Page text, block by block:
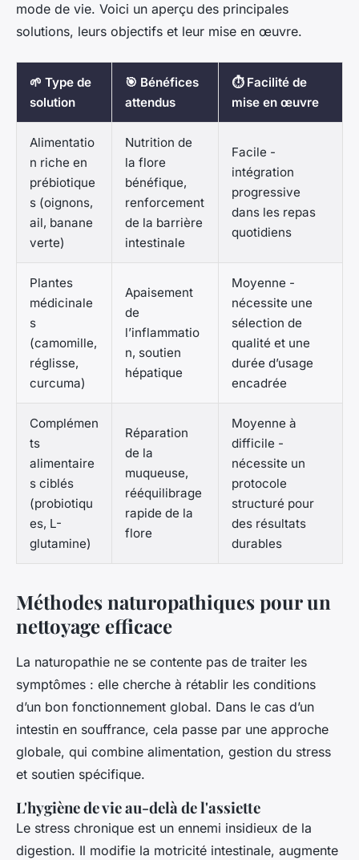
mode de vie. Voici un aperçu des principales
solutions, leurs objectifs et leur mise en œuvre.
🌱 Type de
solution
🎯 Bénéfices
attendus
⏱ Facilité de
mise en œuvre
Alimentatio
n riche en
prébiotique
s (oignons,
ail, banane
verte)
Nutrition de
la flore
bénéfique,
renforcement
de la barrière
intestinale
Facile -
intégration
progressive
dans les repas
quotidiens
Plantes
médicinale
s
(camomille,
réglisse,
curcuma)
Apaisement
de
l’inflammatio
n, soutien
hépatique
Moyenne -
nécessite une
sélection de
qualité et une
durée d’usage
encadrée
Complémen
ts
alimentaire
s ciblés
(probiotiqu
es, L-
glutamine)
Réparation
de la
muqueuse,
rééquilibrage
rapide de la
flore
Moyenne à
difficile -
nécessite un
protocole
structuré pour
des résultats
durables
Méthodes naturopathiques pour un
nettoyage efficace
La naturopathie ne se contente pas de traiter les
symptômes : elle cherche à rétablir les conditions
d’un bon fonctionnement global. Dans le cas d’un
intestin en souffrance, cela passe par une approche
globale, qui combine alimentation, gestion du stress
et soutien spécifique.
L'hygiène de vie au-delà de l'assiette
Le stress chronique est un ennemi insidieux de la
digestion. Il modifie la motricité intestinale, augmente